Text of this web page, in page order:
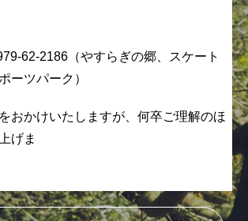
（やすらぎの郷、スケート
ーツパーク）
おかけいたしますが、何卒ご理解のほ
げま